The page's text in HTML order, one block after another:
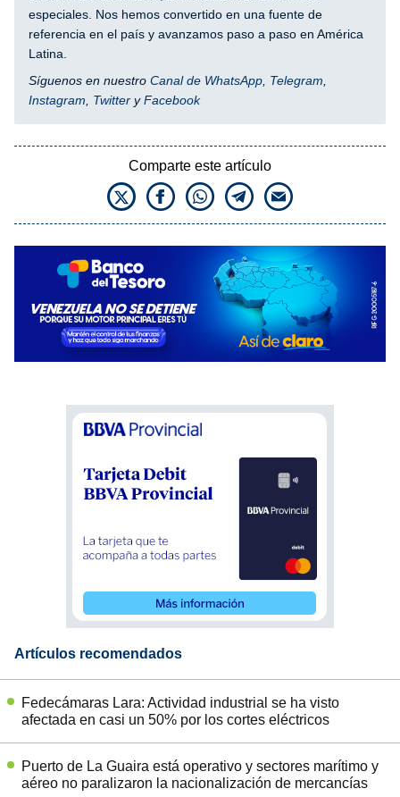
especiales. Nos hemos convertido en una fuente de
referencia en el país y avanzamos paso a paso en América
Latina.
Síguenos en nuestro Canal de WhatsApp Telegram
Instagram
Twitter yFacebook
Comparte este artículo
Artículos recomendados
Fedecámaras Lara: Actividad industrial se ha visto
afectada en casi un 50% por los cortes eléctricos
Puerto de La Guaira está operativo y sectores marítimo y
aéreo no paralizaron la nacionalización de mercancías